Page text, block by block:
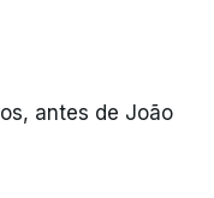
antes de João